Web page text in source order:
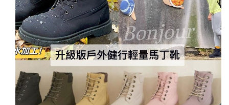
戶
外
健
行
鞋，
全
方
位
郊
山